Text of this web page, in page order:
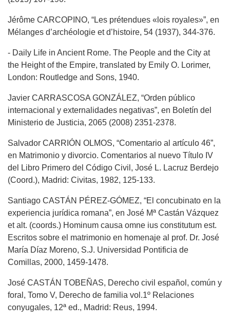
Jérôme CARCOPINO, “Les prétendues «lois royales»”, en
Mélanges d’archéologie et d’histoire, 54 (1937), 344-376.
- Daily Life in Ancient Rome. The People and the City at
the Height of the Empire, translated by Emily O. Lorimer,
London: Routledge and Sons, 1940.
Javier CARRASCOSA GONZÁLEZ, “Orden público
internacional y externalidades negativas”, en Boletín del
Ministerio de Justicia, 2065 (2008) 2351-2378.
Salvador CARRIÓN OLMOS, “Comentario al artículo 46”,
en Matrimonio y divorcio. Comentarios al nuevo Título IV
del Libro Primero del Código Civil, José L. Lacruz Berdejo
(Coord.), Madrid: Civitas, 1982, 125-133.
Santiago CASTÁN PÉREZ-GÓMEZ, “El concubinato en la
experiencia jurídica romana”, en José Mª Castán Vázquez
et alt. (coords.) Hominum causa omne ius constitutum est.
Escritos sobre el matrimonio en homenaje al prof. Dr. José
María Díaz Moreno, S.J. Universidad Pontificia de
Comillas, 2000, 1459-1478.
José CASTÁN TOBEÑAS, Derecho civil español, común y
foral, Tomo V, Derecho de familia vol.1º Relaciones
conyugales, 12ª ed., Madrid: Reus, 1994.